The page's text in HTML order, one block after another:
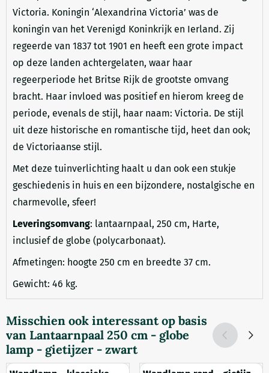
Victoria. Koningin ‘Alexandrina Victoria’ was de
koningin van het Verenigd Koninkrijk en Ierland. Zij
regeerde van 1837 tot 1901 en heeft een grote impact
op deze landen achtergelaten, waar haar
regeerperiode het Britse Rijk de grootste omvang
bracht. Haar invloed was positief en hierom kreeg de
periode, evenals de stijl, haar naam: Victoria. De stijl
uit deze historische en romantische tijd, heet dan ook;
de Victoriaanse stijl.
Met deze tuinverlichting haalt u dan ook een stukje
geschiedenis in huis en een bijzondere, nostalgische en
charmevolle, sfeer!
Leveringsomvang: lantaarnpaal, 250 cm, Harte,
inclusief de globe (polycarbonaat).
Afmetingen: hoogte 250 cm en breedte 37 cm.
Gewicht: 46 kg.
Misschien ook interessant op basis
van Lantaarnpaal 250 cm - globe
lamp - gietijzer - zwart